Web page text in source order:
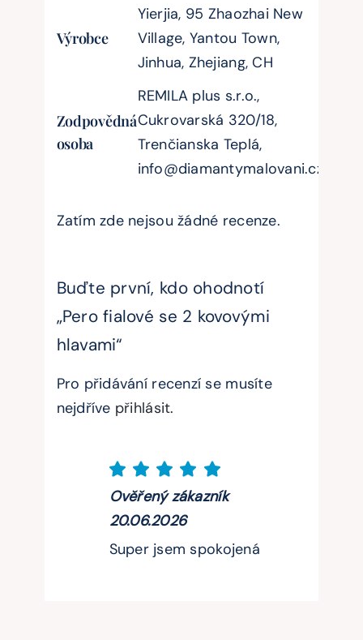
Výrobce
Yierjia, 95 Zhaozhai New
Village, Yantou Town,
Jinhua, Zhejiang, CH
Zodpovědná
osoba
REMILA plus s.r.o.,
Cukrovarská 320/18,
Trenčianska Teplá,
info@diamantymalovani.cz
Zatím zde nejsou žádné recenze.
Buďte první, kdo ohodnotí
„Pero fialové se 2 kovovými
hlavami“
Pro přidávání recenzí se musíte
nejdříve přihlásit.
Ověřený zákazník
20.06.2026
Super jsem spokojená